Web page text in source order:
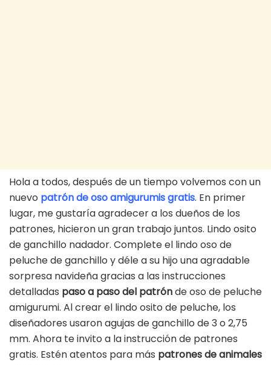
Hola a todos, después de un tiempo volvemos con un
nuevo patrón de oso amigurumis gratis. En primer
lugar, me gustaría agradecer a los dueños de los
patrones, hicieron un gran trabajo juntos. Lindo osito
de ganchillo nadador. Complete el lindo oso de
peluche de ganchillo y déle a su hijo una agradable
sorpresa navideña gracias a las instrucciones
detalladas paso a paso del patrónde oso de peluche
amigurumi. Al crear el lindo osito de peluche, los
diseñadores usaron agujas de ganchillo de 3 o 2,75
mm. Ahora te invito a la instrucción de patrones
gratis. Estén atentos para más patrones de animales